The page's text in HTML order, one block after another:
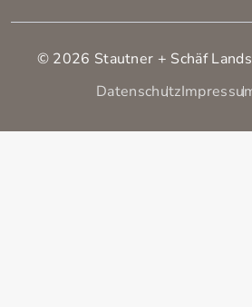
© 2026 Stautner + Schäf
Datenschutz